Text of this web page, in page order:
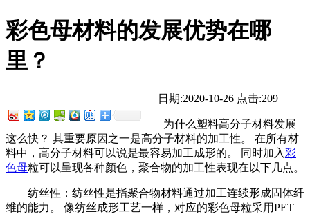
彩色母材料的发展优势在哪
里？
日期:2020-10-26 点击:209
为什么塑料高分子材料发展
这么快？ 其重要原因之一是高分子材料的加工性。 在所有材
料中，高分子材料可以说是最容易加工成形的。 同时加入彩
色母粒可以呈现各种颜色，聚合物的加工性表现在以下几点。
纺丝性：纺丝性是指聚合物材料通过加工连续形成固体纤
维的能力。 像纺丝成形工艺一样，对应的彩色母粒采用PET